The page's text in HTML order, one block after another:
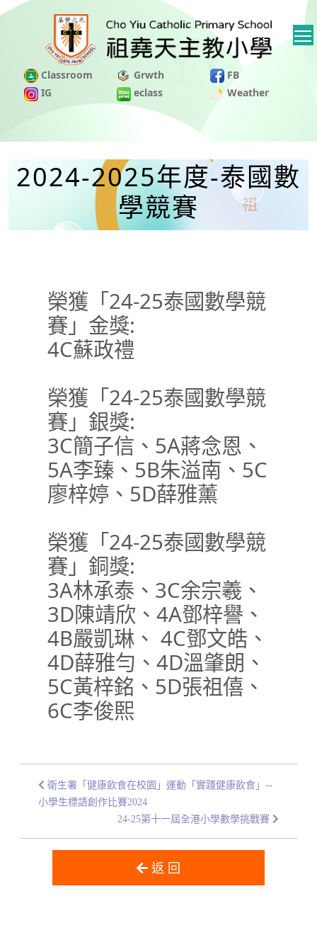
Classroom Grwth
FB
IG
eclass Weather
2024-2025年度-泰國數
學競賽
榮獲「24-25泰國數學競
賽」金獎:
4C蘇政禮
榮獲「24-25泰國數學競
賽」銀獎:
3C簡子信、5A蔣念恩、
5A李臻、5B朱溢南、5C
廖梓婷、5D薛雅薰
榮獲「24-25泰國數學競
賽」銅獎:
3A林承泰、3C余宗羲、
3D陳靖欣、4A鄧梓譽、
4B嚴凱琳、 4C鄧文皓、
4D薛雅勻、4D溫肇朗、
5C黃梓銘、5D張祖僖、
6C李俊𤋮
衛生署「健康飲食在校園」運動「實踐健康飲食」--
小學生標語創作比賽2024
24-25第十一屆全港小學數學挑戰賽
返 回